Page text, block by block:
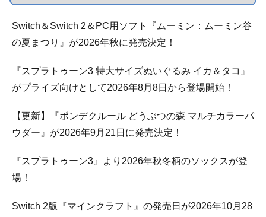
Switch＆Switch 2＆PC用ソフト『ムーミン：ムーミン谷
の夏まつり』が2026年秋に発売決定！
『スプラトゥーン3 特大サイズぬいぐるみ イカ＆タコ』
がプライズ向けとして2026年8月8日から登場開始！
【更新】『ポンデクルール どうぶつの森 マルチカラーパ
ウダー』が2026年9月21日に発売決定！
『スプラトゥーン3』より2026年秋冬柄のソックスが登
場！
Switch 2版『マインクラフト』の発売日が2026年10月28